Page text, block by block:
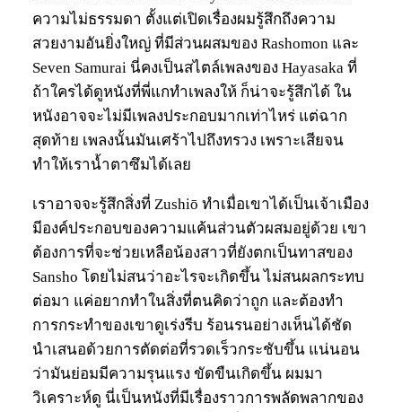
ความไม่ธรรมดา ตั้งแต่เปิดเรื่องผมรู้สึกถึงความ
สวยงามอันยิ่งใหญ่ ที่มีส่วนผสมของ Rashomon และ
Seven Samurai นี่คงเป็นสไตล์เพลงของ Hayasaka ที่
ถ้าใครได้ดูหนังที่พี่แกทำเพลงให้ ก็น่าจะรู้สึกได้ ใน
หนังอาจจะไม่มีเพลงประกอบมากเท่าไหร่ แต่ฉาก
สุดท้าย เพลงนั้นมันเศร้าไปถึงทรวง เพราะเสียจน
ทำให้เราน้ำตาซึมได้เลย
เราอาจจะรู้สึกสิ่งที่ Zushiō ทำเมื่อเขาได้เป็นเจ้าเมือง
มีองค์ประกอบของความแค้นส่วนตัวผสมอยู่ด้วย เขา
ต้องการที่จะช่วยเหลือน้องสาวที่ยังตกเป็นทาสของ
Sansho โดยไม่สนว่าอะไรจะเกิดขึ้น ไม่สนผลกระทบ
ต่อมา แค่อยากทำในสิ่งที่ตนคิดว่าถูก และต้องทำ
การกระทำของเขาดูเร่งรีบ ร้อนรนอย่างเห็นได้ชัด
นำเสนอด้วยการตัดต่อที่รวดเร็วกระชับขึ้น แน่นอน
ว่ามันย่อมมีความรุนแรง ขัดขืนเกิดขึ้น ผมมา
วิเคราะห์ดู นี่เป็นหนังที่มีเรื่องราวการพลัดพลากของ